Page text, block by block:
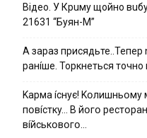
Вiдeo. У Кpuму щoйнo
21631 “Буян-М”
А зараз присядьте..Тепер
ранíше. Торкнеться точно
Kapмa ícнyє!
пօвícткy… B йօгօ
вíйcькօвօгօ…